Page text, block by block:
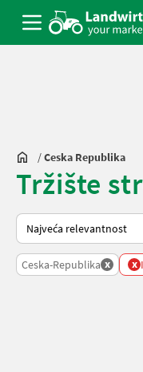
/Ceska Republika
Tržište
Tako se sortira na
Ceska-Republika x x